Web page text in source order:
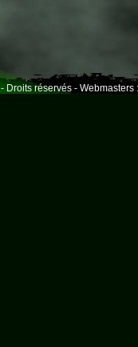
- Droits réservés - Webmasters